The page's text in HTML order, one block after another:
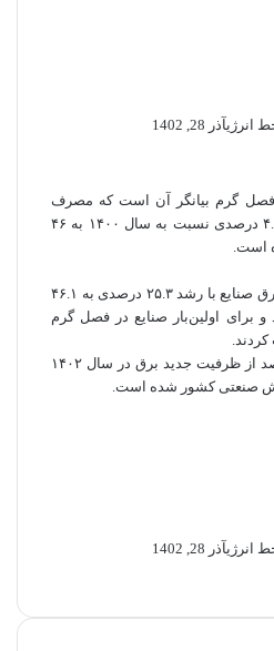
انرژیآذر 28, 1402
فصل گرم بیانگر آن است که مصرف
برق بخش خانگی با کاهش ۴.۲ درصدی نسبت به سال ۱۴۰۰ به ۴۶
است.
در همین بازه زمانی مصرف برق صنایع با رشد ۲۵.۳ درصدی به ۴۶.۱
و برای اولین‌بار صنایع در فصل گرم
بر اساس این گزارش ۸۵ درصد از ظرفیت جدید برق در سال ۱۴۰۲
انرژیآذر 28, 1402